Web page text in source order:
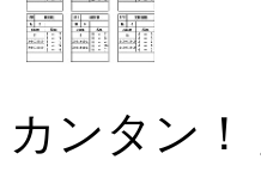
カンタン